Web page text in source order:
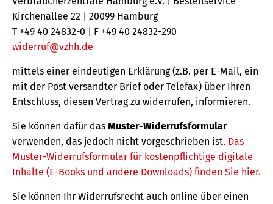
Kirchenallee 22 | 20099 Hamburg
T +49 40 24832-0 | F +49 40 24832-290
widerruf@vzhh.de
mittels einer eindeutigen Erklärung (z.B. per E-Mail, ein
mit der Post versandter Brief oder Telefax) über Ihren
Entschluss, diesen Vertrag zu widerrufen, informieren.
Sie können dafür das Muster-Widerrufsformular
verwenden, das jedoch nicht vorgeschrieben ist. Das
Muster-Widerrufsformular für kostenpflichtige digitale
Inhalte (E-Books und andere Downloads) finden Sie hier.
Sie können Ihr Widerrufsrecht auch online über einen